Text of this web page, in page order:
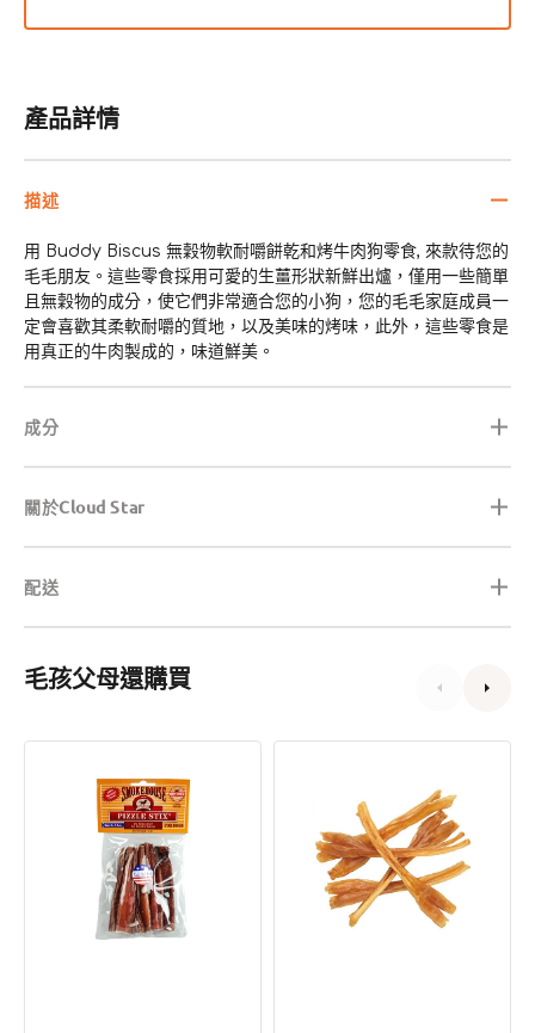
產品詳情
描述
用 Buddy Biscus 無穀物軟耐嚼餅乾和烤牛肉狗零食, 來款待您的
毛毛朋友。這些零食採用可愛的生薑形狀新鮮出爐，僅用一些簡單
且無穀物的成分，使它們非常適合您的小狗，您的毛毛家庭成員一
定會喜歡其柔軟耐嚼的質地，以及美味的烤味，此外，這些零食是
用真正的牛肉製成的，味道鮮美。
成分
關於Cloud Star
配送
毛孩父母還購買
少
加